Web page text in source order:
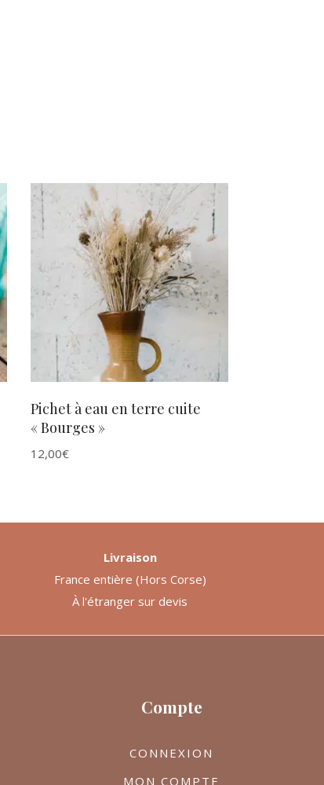
AJOUTER AU PANIER
Pichet à eau en terre cuite
« Bourges »
12,00€
Compte
CONNEXION
MON COMPTE
Livraison
France entière (Hors Corse)
À l'étranger sur devis